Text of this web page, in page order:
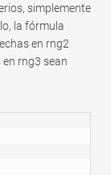
simplemente
la fórmula
en rng2
en rng3 sean